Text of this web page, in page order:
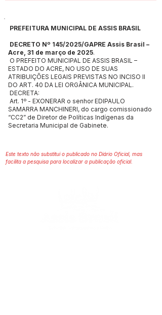
PREFEITURA MUNICIPAL DE ASSIS BRASIL
DECRETO Nº 145/2025/GAPRE Assis Brasil –
Acre, 31 de março de 2025.
O PREFEITO MUNICIPAL DE ASSIS BRASIL –
ESTADO DO ACRE, NO USO DE SUAS
ATRIBUIÇÕES LEGAIS PREVISTAS NO INCISO II
DO ART. 40 DA LEI ORGÂNICA MUNICIPAL.
DECRETA:
Art. 1º - EXONERAR o senhor EDIPAULO
SAMARRA MANCHINERI, do cargo comissionado
“CC2” de Diretor de Políticas Indígenas da
Secretaria Municipal de Gabinete.
Este texto não substitui o publicado no Diário Oficial, mas
facilita a pesquisa para localizar a publicação oficial.